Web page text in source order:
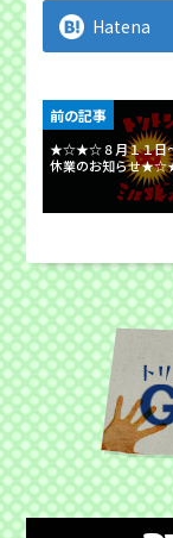
Hatena
★☆★☆８月１１日
休業のお知らせ
前の記事